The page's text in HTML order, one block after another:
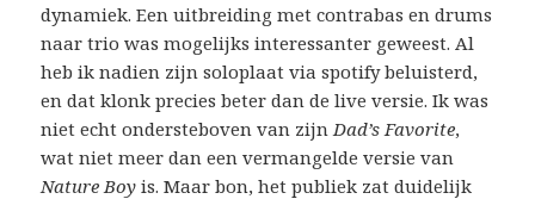
dynamiek. Een uitbreiding met contrabas en drums
naar trio was mogelijks interessanter geweest. Al
heb ik nadien zijn soloplaat via spotify beluisterd,
en dat klonk precies beter dan de live versie. Ik was
niet echt ondersteboven van zijn Dad’s Favorite,
wat niet meer dan een vermangelde versie van
Nature Boy is. Maar bon, het publiek zat duidelijk